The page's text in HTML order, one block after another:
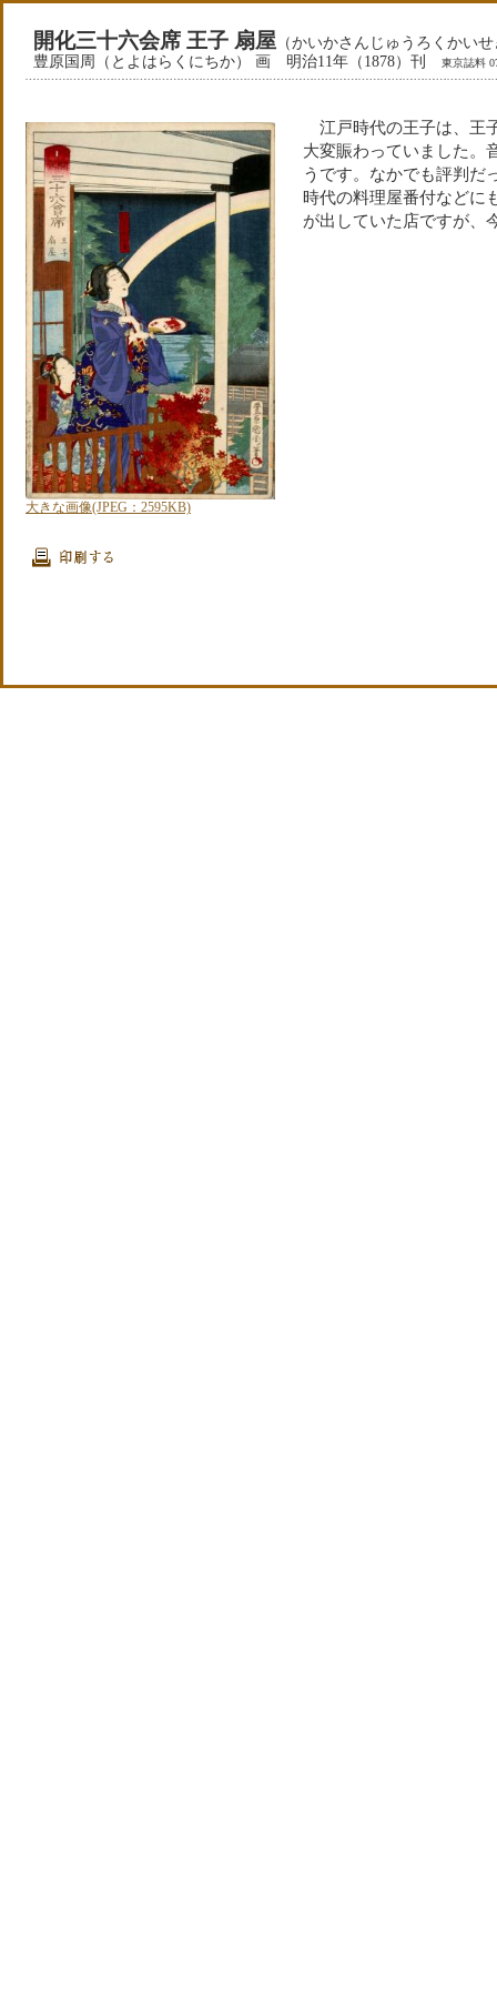
開化三十六会席 王子 扇屋 （かいかさんじゅうろくかい
豊原国周（とよはらくにちか） 画 明治11年（1878）刊
東京誌料
大きな画像(JPEG：2595KB)
江戸時代の王子は、王
大変賑わっていました。
うです。なかでも評判だ
時代の料理屋番付などに
が出していた店ですが、